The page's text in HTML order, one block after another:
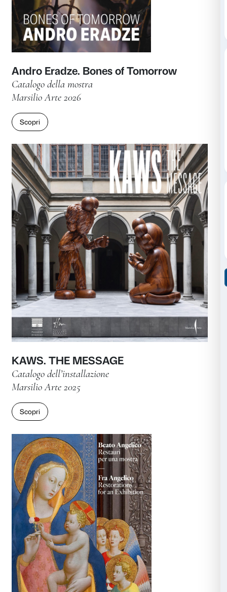
Scopri
Andro Eradze. Bones of
Catalogo della mostra
Marsilio Arte 2026
Scopri